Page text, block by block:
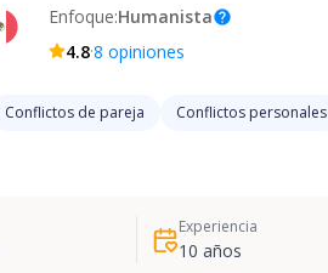
Enfoque:Humanistahelp
4.8·8 opiniones
Conflictos de pareja Conflictos personales
Experiencia
10 años